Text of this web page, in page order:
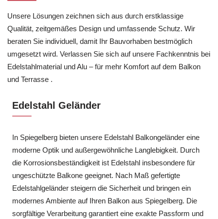
Unsere Lösungen zeichnen sich aus durch erstklassige
Qualität, zeitgemäßes Design und umfassende Schutz. Wir
beraten Sie individuell, damit Ihr Bauvorhaben bestmöglich
umgesetzt wird. Verlassen Sie sich auf unsere Fachkenntnis bei
Edelstahlmaterial und Alu – für mehr Komfort auf dem Balkon
und Terrasse .
Edelstahl Geländer
In Spiegelberg bieten unsere Edelstahl Balkongeländer eine
moderne Optik und außergewöhnliche Langlebigkeit. Durch
die Korrosionsbeständigkeit ist Edelstahl insbesondere für
ungeschützte Balkone geeignet. Nach Maß gefertigte
Edelstahlgeländer steigern die Sicherheit und bringen ein
modernes Ambiente auf Ihren Balkon aus Spiegelberg. Die
sorgfältige Verarbeitung garantiert eine exakte Passform und